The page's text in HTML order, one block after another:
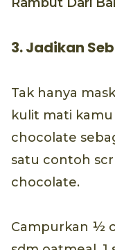
3. Jadikan
Tak hanya
kulit mati
chocolate
satu contoh
chocolate.
Campurkan ½